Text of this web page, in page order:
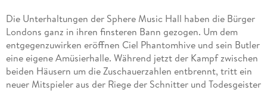
Die Unterhaltungen der Sphere Music Hall haben die Bürger
Londons ganz in ihren finsteren Bann gezogen. Um dem
entgegenzuwirken eröffnen Ciel Phantomhive und sein Butler
eine eigene Amüsierhalle. Während jetzt der Kampf zwischen
beiden Häusern um die Zuschauerzahlen entbrennt, tritt ein
neuer Mitspieler aus der Riege der Schnitter und Todesgeister